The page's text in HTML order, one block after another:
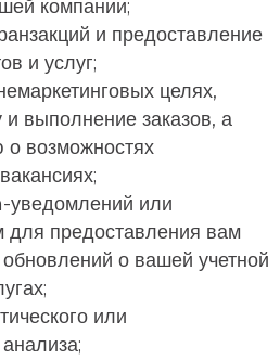
компании;
и предоставление
и услуг;
целях,
и выполнение заказов, а
возможностях
уведомлений или
для предоставления вам
о вашей учетной
или